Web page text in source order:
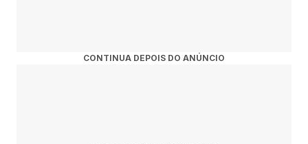
CONTINUA DEPOIS DO ANÚNCIO